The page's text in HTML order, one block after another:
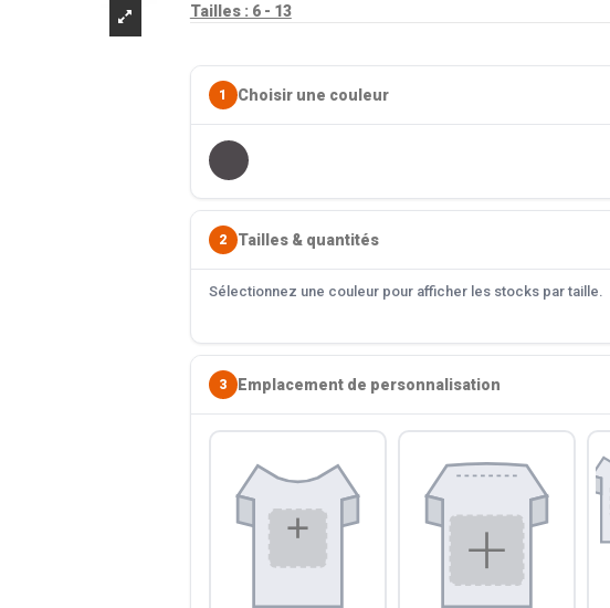
Tailles : 6 - 13
1 Choisir une couleur
2 Tailles & quantités
Sélectionnez une couleur pour afficher les stocks par taille.
3 Emplacement de personnalisation